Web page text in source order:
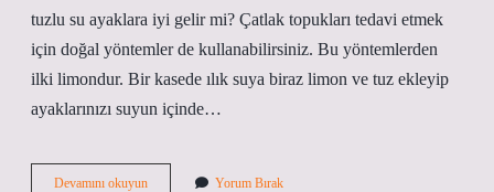
tuzlu su ayaklara iyi gelir mi? Çatlak topukları tedavi etmek
için doğal yöntemler de kullanabilirsiniz. Bu yöntemlerden
ilki limondur. Bir kasede ılık suya biraz limon ve tuz ekleyip
ayaklarınızı suyun içinde…
Devamını okuyunAyak
Yorum Bırak